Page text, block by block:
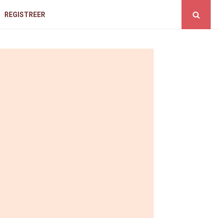
REGISTREER